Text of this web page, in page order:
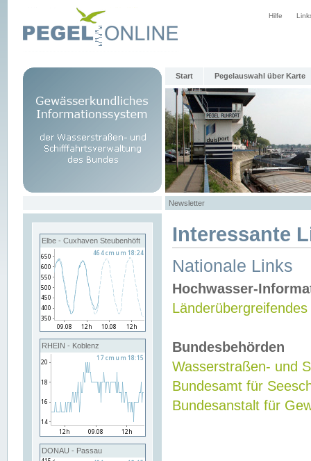
Hilfe
Start Pegelauswahl über Karte
Newsletter
Elbe - Cuxhaven Steubenhöft
RHEIN - Koblenz
DONAU - Passau
Interessante
Nationale Links
Hochwasser-
Bundesbehörden
Wasserstraßen- und
Bundesamt für
Bundesanstalt für